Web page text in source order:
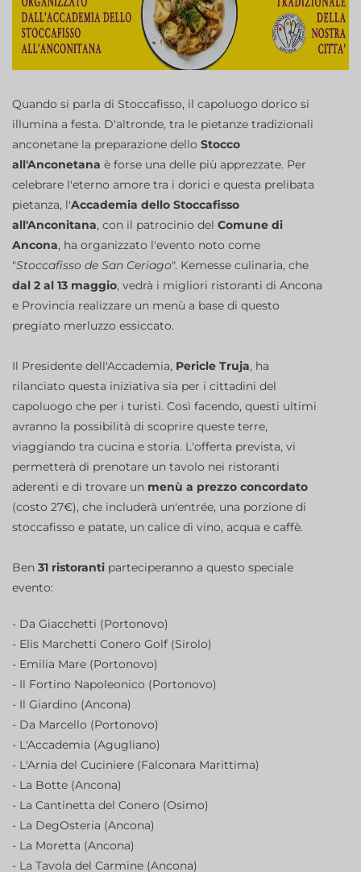
Quando si parla di Stoccafisso, il capoluogo dorico si
illumina a festa. D'altronde, tra le pietanze tradizionali
anconetane la preparazione dello Stocco
all'Anconetana è forse una delle più apprezzate. Per
celebrare l'eterno amore tra i dorici e questa prelibata
pietanza, l'Accademia dello Stoccafisso
all'Anconitana, con il patrocinio del Comune di
Ancona, ha organizzato l'evento noto come
"Stoccafisso de San Ceriago". Kemesse culinaria, che
dal 2 al 13 maggio, vedrà i migliori ristoranti di Ancona
e Provincia realizzare un menù a base di questo
pregiato merluzzo essiccato.
Il Presidente dell'Accademia, Pericle Truja, ha
rilanciato questa iniziativa sia per i cittadini del
capoluogo che per i turisti. Così facendo, questi ultimi
avranno la possibilità di scoprire queste terre,
viaggiando tra cucina e storia. L'offerta prevista, vi
permetterà di prenotare un tavolo nei ristoranti
aderenti e di trovare un menù a prezzo concordato
(costo 27€), che includerà un'entrée, una porzione di
stoccafisso e patate, un calice di vino, acqua e caffè.
Ben 31 ristoranti parteciperanno a questo speciale
evento:
- Da Giacchetti (Portonovo)
- Elis Marchetti Conero Golf (Sirolo)
- Emilia Mare (Portonovo)
- Il Fortino Napoleonico (Portonovo)
- Il Giardino (Ancona)
- Da Marcello (Portonovo)
- L'Accademia (Agugliano)
- L'Arnia del Cuciniere (Falconara Marittima)
- La Botte (Ancona)
- La Cantinetta del Conero (Osimo)
- La DegOsteria (Ancona)
- La Moretta (Ancona)
- La Tavola del Carmine (Ancona)